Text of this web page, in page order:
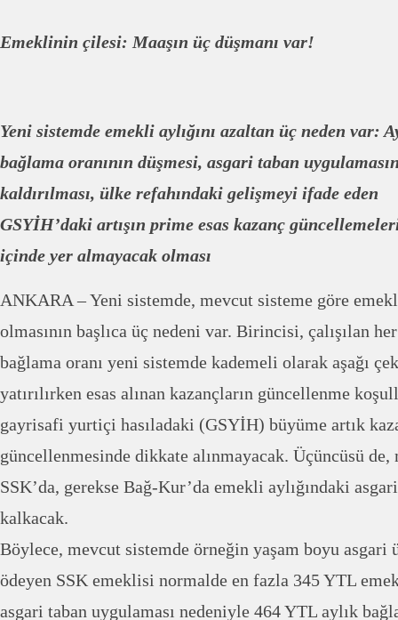
Emeklinin çilesi: Maaşın üç düşmanı var!
Yeni sistemde emekli aylığını azaltan üç neden var:
bağlama oranının düşmesi, asgari taban
kaldırılması, ülke refahındaki gelişmeyi ifade eden
GSYİH’daki artışın prime esas kazanç
içinde yer almayacak olması
ANKARA – Yeni sistemde, mevcut sisteme göre
olmasının başlıca üç nedeni var. Birincisi, çalışılan
bağlama oranı yeni sistemde kademeli olarak aşağı
yatırılırken esas alınan kazançların güncellenme
gayrisafi yurtiçi hasıladaki (GSYİH) büyüme artık
güncellenmesinde dikkate alınmayacak. Üçüncüsü
SSK’da, gerekse Bağ-Kur’da emekli aylığındaki
kalkacak.
Böylece, mevcut sistemde örneğin yaşam boyu asgari
ödeyen SSK emeklisi normalde en fazla 345 YTL
asgari taban uygulaması nedeniyle 464 YTL aylık